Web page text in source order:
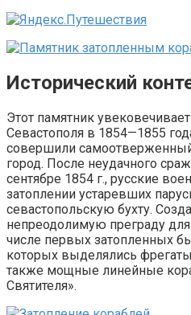
Исторический
Этот памятник
Севастополя в 1854—1855
совершили
город. После неудачного
сентябре 1854 г., русские
затоплении устаревших
севастопольскую бухту.
непреодолимую преграду
числе первых затопленных
которых выделялись
также мощные линейные
Святителя».